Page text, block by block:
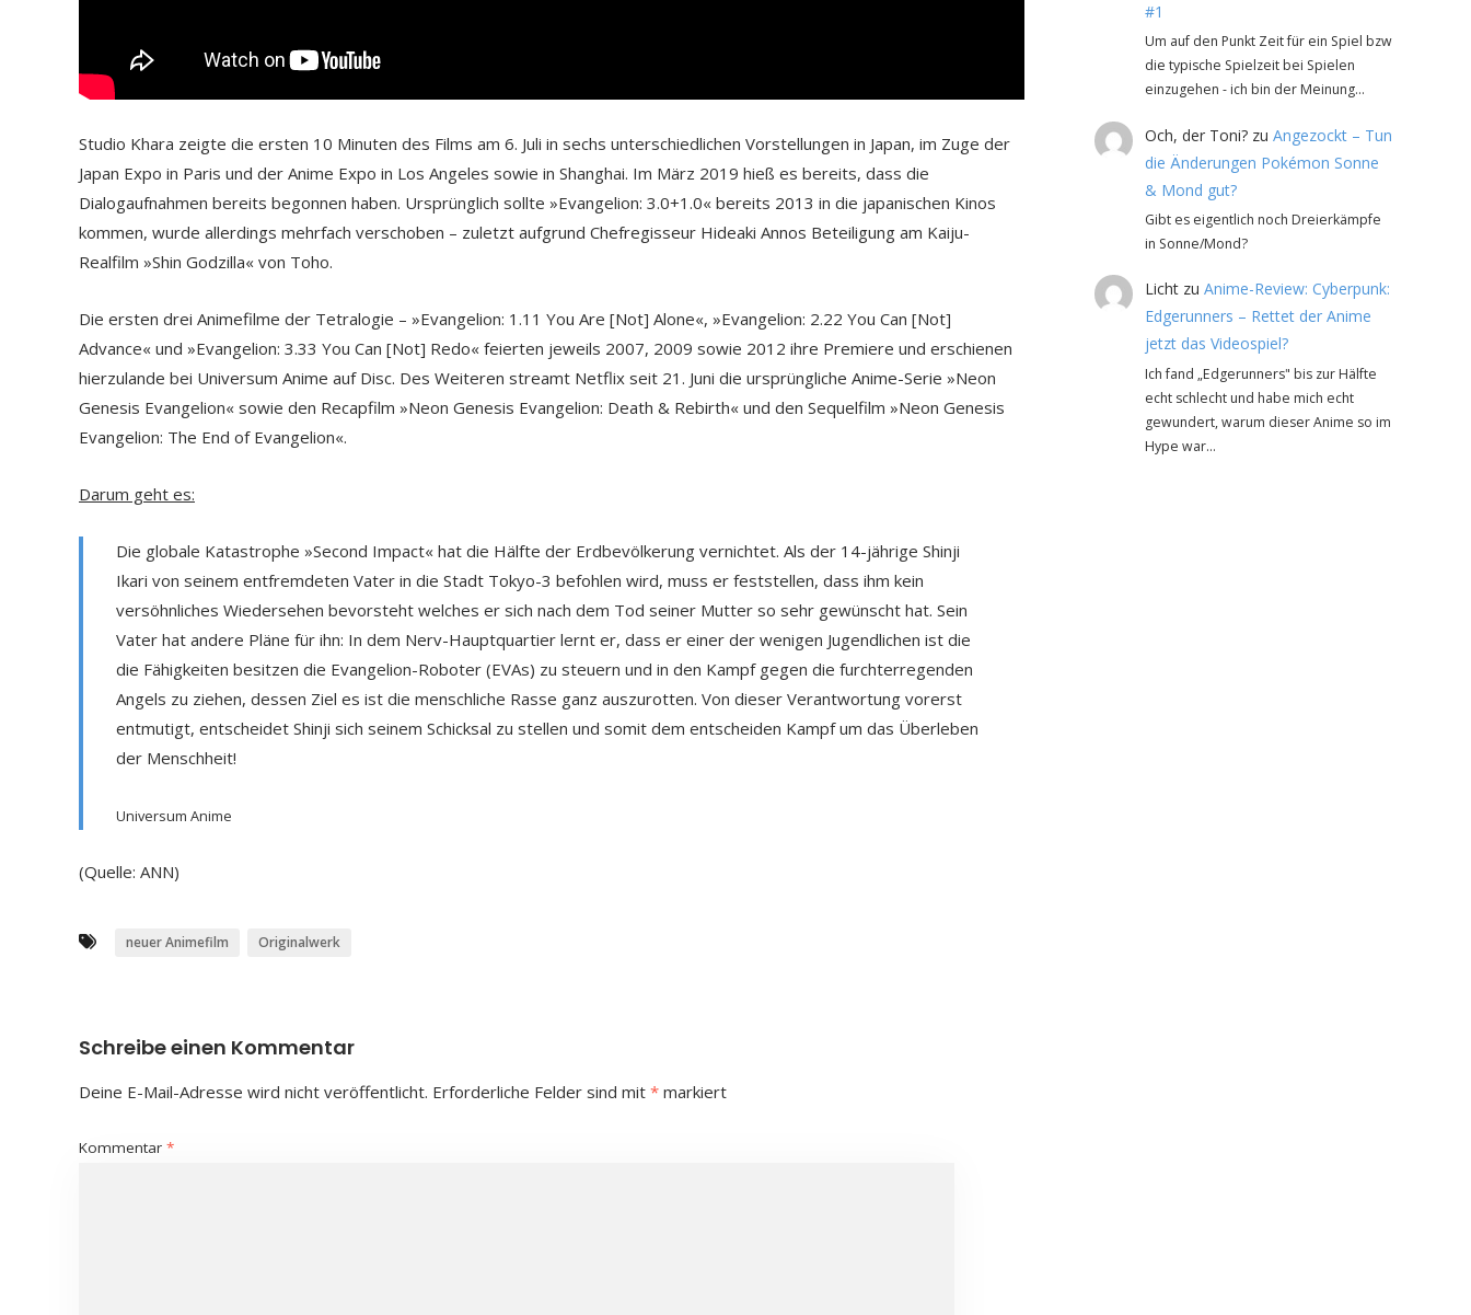
Studio Khara zeigte die ersten 10 Minuten des Films am 6. Juli in sechs unterschiedlichen Vorstellungen in Japan, im Zuge der
Japan Expo in Paris und der Anime Expo in Los Angeles sowie in Shanghai. Im März 2019 hieß es bereits, dass die
Dialogaufnahmen bereits begonnen haben. Ursprünglich sollte »Evangelion: 3.0+1.0« bereits 2013 in die japanischen Kinos
kommen, wurde allerdings mehrfach verschoben – zuletzt aufgrund Chefregisseur Hideaki Annos Beteiligung am Kaiju-
Realfilm »Shin Godzilla« von Toho.
Die ersten drei Animefilme der Tetralogie – »Evangelion: 1.11 You Are [Not] Alone«, »Evangelion: 2.22 You Can [Not]
Advance« und »Evangelion: 3.33 You Can [Not] Redo« feierten jeweils 2007, 2009 sowie 2012 ihre Premiere und erschienen
hierzulande bei Universum Anime auf Disc. Des Weiteren streamt Netflix seit 21. Juni die ursprüngliche Anime-Serie »Neon
Genesis Evangelion« sowie den Recapfilm »Neon Genesis Evangelion: Death & Rebirth« und den Sequelfilm »Neon Genesis
Evangelion: The End of Evangelion«.
Darum geht es:
Die globale Katastrophe »Second Impact« hat die Hälfte der Erdbevölkerung vernichtet. Als der 14-jährige Shinji
Ikari von seinem entfremdeten Vater in die Stadt Tokyo-3 befohlen wird, muss er feststellen, dass ihm kein
versöhnliches Wiedersehen bevorsteht welches er sich nach dem Tod seiner Mutter so sehr gewünscht hat. Sein
Vater hat andere Pläne für ihn: In dem Nerv-Hauptquartier lernt er, dass er einer der wenigen Jugendlichen ist die
die Fähigkeiten besitzen die Evangelion-Roboter (EVAs) zu steuern und in den Kampf gegen die furchterregenden
Angels zu ziehen, dessen Ziel es ist die menschliche Rasse ganz auszurotten. Von dieser Verantwortung vorerst
entmutigt, entscheidet Shinji sich seinem Schicksal zu stellen und somit dem entscheiden Kampf um das Überleben
der Menschheit!
Universum Anime
(Quelle: ANN)
neuer Animefilm Originalwerk
Schreibe einen Kommentar
Deine E-Mail-Adresse wird nicht veröffentlicht. Erforderliche Felder sind mit * markiert
Kommentar *
#1
Um auf den Punkt Zeit für ein Spiel bzw
die typische Spielzeit bei Spielen
einzugehen - ich bin der Meinung…
Och, der Toni?zu Angezockt – Tun
die Änderungen Pokémon Sonne
& Mond gut?
Gibt es eigentlich noch Dreierkämpfe
in Sonne/Mond?
Lichtzu Anime-Review: Cyberpunk:
Edgerunners – Rettet der Anime
jetzt das Videospiel?
Ich fand „Edgerunners" bis zur Hälfte
echt schlecht und habe mich echt
gewundert, warum dieser Anime so im
Hype war…